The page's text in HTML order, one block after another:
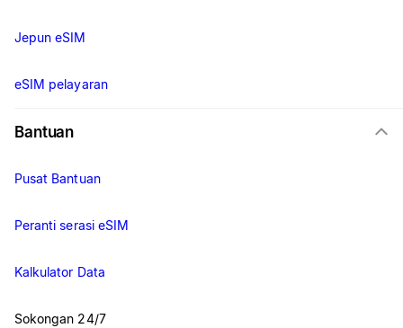
Jepun eSIM
eSIM pelayaran
Bantuan
Pusat Bantuan
Peranti serasi eSIM
Kalkulator Data
Sokongan 24/7